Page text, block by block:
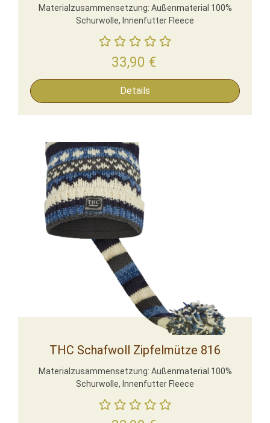
Materialzusammensetzung: Außenmaterial 100%
Schurwolle, Innenfutter Fleece
33,90 €
Details
THC Schafwoll Zipfelmütze 816
Materialzusammensetzung: Außenmaterial 100%
Schurwolle, Innenfutter Fleece